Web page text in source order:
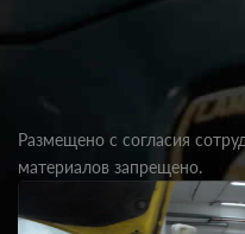
Размещено с согласия
материалов запрещено.